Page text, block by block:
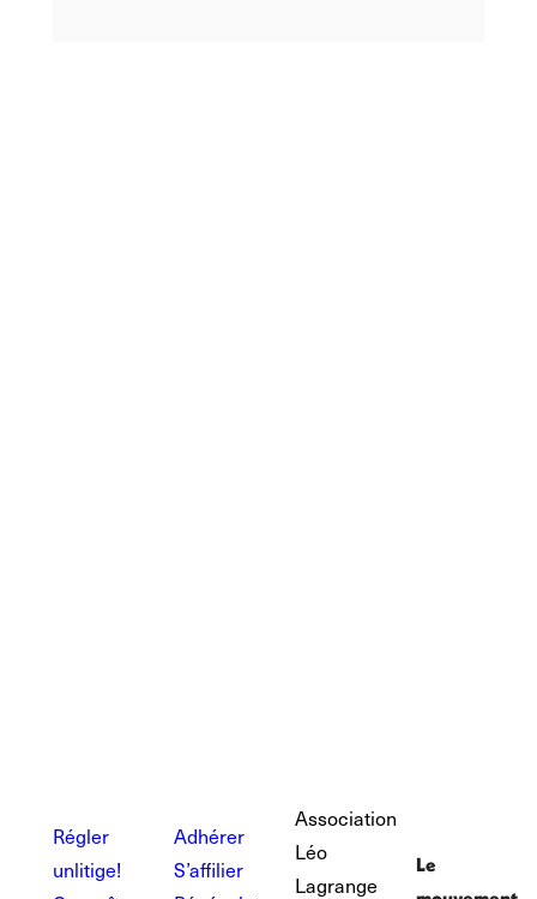
Régler
un litige !
Adhérer
S’affilier
Association
Léo
Lagrange
Le